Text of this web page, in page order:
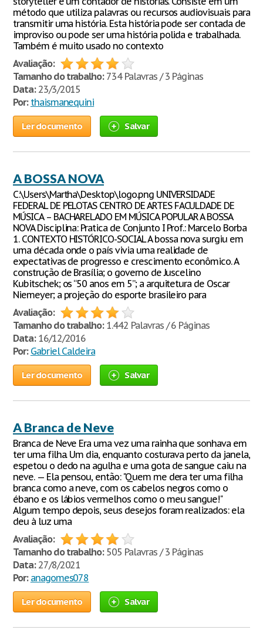
método que utiliza palavras ou recursos audiovisuais para
transmitir uma história. Esta história pode ser contada de
improviso ou pode ser uma história polida e trabalhada.
Também é muito usado no contexto
Avaliação:
Tamanho do trabalho:734 Palavras / 3 Páginas
Data:23/3/2015
Por: thaismanequini
Ler documento Salvar
A BOSSA NOVA
C:\Users\Martha\Desktop\logo.png UNIVERSIDADE
FEDERAL DE PELOTAS CENTRO DE ARTES FACULDADE DE
MÚSICA – BACHARELADO EM MÚSICA POPULAR A BOSSA
NOVA Disciplina: Pratica de Conjunto I Prof.: Marcelo Borba
1. CONTEXTO HISTÓRICO-SOCIAL A bossa nova surgiu em
uma década onde o país vivia uma realidade de
expectativas de progresso e crescimento econômico. A
construção de Brasília; o governo de Juscelino
Kubitschek; os “50 anos em 5”; a arquitetura de Oscar
Niemeyer; a projeção do esporte brasileiro para
Avaliação:
Tamanho do trabalho:1.442 Palavras / 6 Páginas
Data:16/12/2016
Por: Gabriel Caldeira
Ler documento Salvar
A Branca de Neve
Branca de Neve Era uma vez uma rainha que sonhava em
ter uma filha. Um dia, enquanto costurava perto da janela,
espetou o dedo na agulha e uma gota de sangue caiu na
neve. — Ela pensou, então: "Quem me dera ter uma filha
branca como a neve, com os cabelos negros como o
ébano e os lábios vermelhos como o meu sangue!"
Algum tempo depois, seus desejos foram realizados: ela
deu à luz uma
Avaliação:
Tamanho do trabalho:505 Palavras / 3 Páginas
Data:27/8/2021
Por: anagomes078
Ler documento Salvar